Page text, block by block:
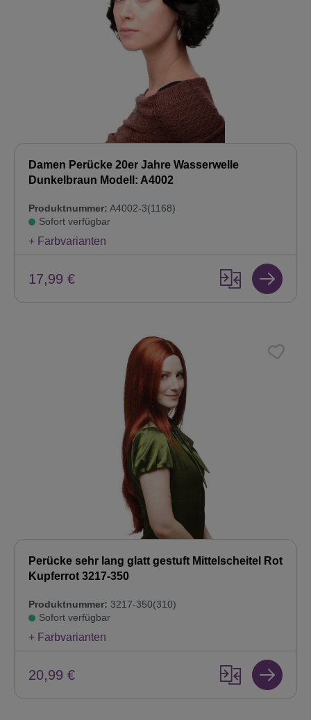
Damen Perücke 20er Jahre Wasserwelle
Dunkelbraun Modell: A4002
Produktnummer: A4002-3(1168)
Sofort verfügbar
+ Farbvarianten
17,99 €
Perücke sehr lang glatt gestuft Mittelscheitel Rot
Kupferrot 3217-350
Produktnummer: 3217-350(310)
Sofort verfügbar
+ Farbvarianten
20,99 €